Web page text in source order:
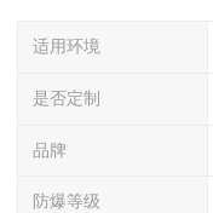
适用环境
是否定制
品牌
防爆等级